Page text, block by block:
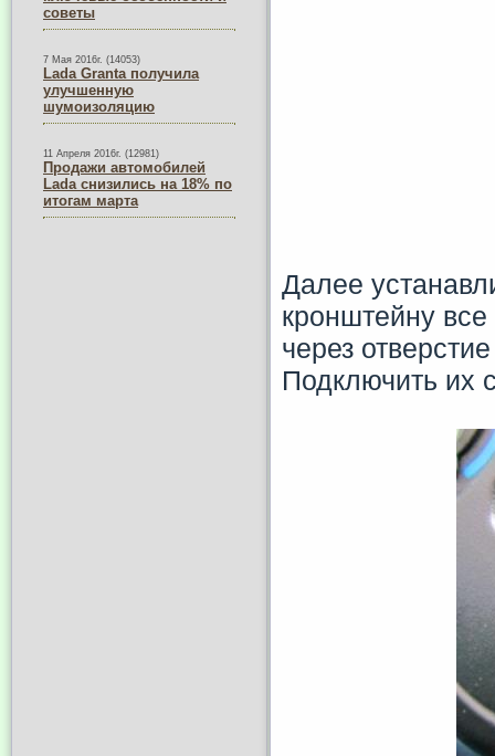
советы
7 Мая 2016г. (14053)
Lada Granta получила
улучшенную
шумоизоляцию
11 Апреля 2016г. (12981)
Продажи автомобилей
Lada снизились на 18% по
итогам марта
Далее
кронштейну
через
Подключить их